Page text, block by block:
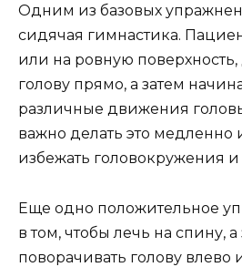
Одним из базовых
сидячая гимнастика.
или на ровную
голову прямо, а затем
различные движения
важно делать это медленно
избежать головокружения
Еще одно положительное
в том, чтобы лечь на спину,
поворачивать голову влево